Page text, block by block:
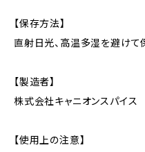
【保存方法】
直射日光、高温多湿を避けて
【製造者】
株式会社キャニオンスパイス
【使用上の注意】